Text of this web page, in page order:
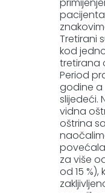
pacijenta
Tretirani
kod
tretirana
Period
godine a
slijedeći.
vidna
oštrina
za više
od 15